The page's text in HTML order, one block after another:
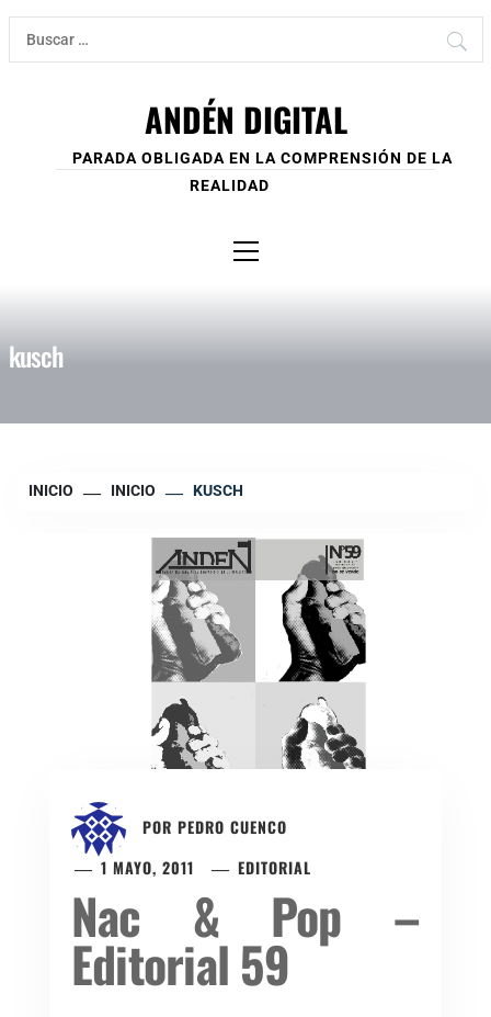
Ir
contenido
Buscar:
ANDÉN DIGITAL
PARADA OBLIGADA EN LA COMPRENSIÓN DE LA
REALIDAD
principal
kusch
INICIO INICIO KUSCH
POR PEDRO CUENCO
1 MAYO, 2011
EDITORIAL
Nac & Pop –
Editorial 59